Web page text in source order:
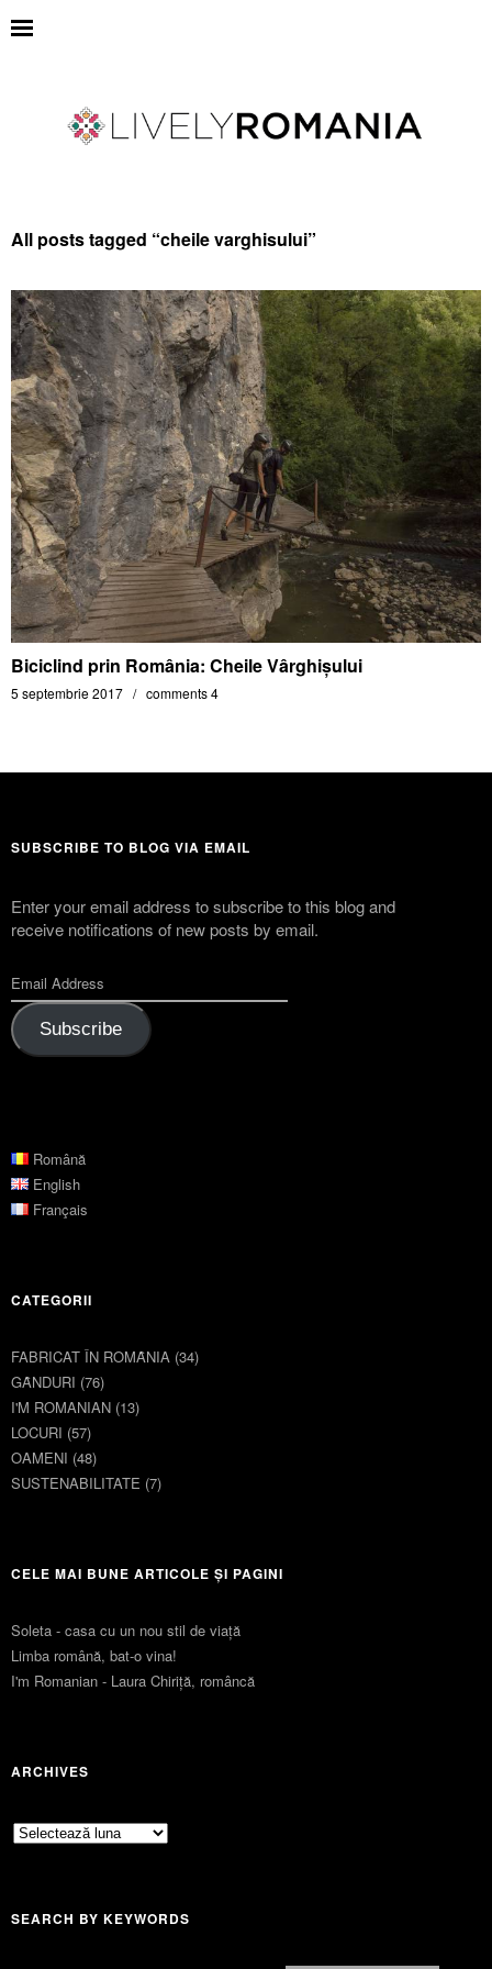
All posts tagged “cheile varghisului”
Biciclind prin România: Cheile Vârghișului
5 septembrie 2017 comments 4
SUBSCRIBE TO BLOG VIA EMAIL
Enter your email address to subscribe to this blog and
receive notifications of new posts by email.
Subscribe
Română
English
Français
CATEGORII
FABRICAT ÎN ROMȂNIA (34)
GȂNDURI (76)
I'M ROMANIAN (13)
LOCURI (57)
OAMENI (48)
SUSTENABILITATE (7)
CELE MAI BUNE ARTICOLE ȘI PAGINI
Soleta - casa cu un nou stil de viaţă
Limba română, bat-o vina!
I'm Romanian - Laura Chiriță, româncă
ARCHIVES
Archives
SEARCH BY KEYWORDS